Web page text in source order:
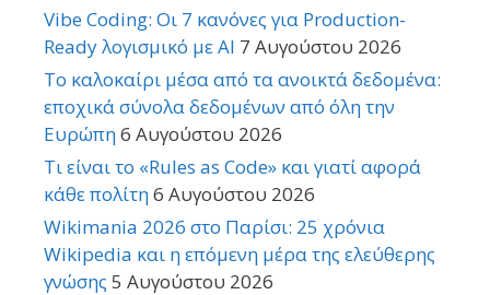
Vibe Coding: Οι 7 κανόνες για Production-
Ready λογισμικό με AI 7 Αυγούστου 2026
Το καλοκαίρι μέσα από τα ανοικτά δεδομένα:
εποχικά σύνολα δεδομένων από όλη την
Ευρώπη6 Αυγούστου 2026
Τι είναι το «Rules as Code» και γιατί αφορά
κάθε πολίτη6 Αυγούστου 2026
Wikimania 2026 στο Παρίσι: 25 χρόνια
Wikipedia και η επόμενη μέρα της ελεύθερης
γνώσης 5 Αυγούστου 2026